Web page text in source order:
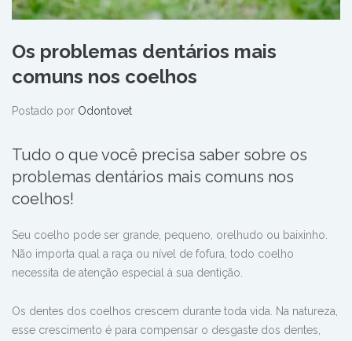
Os problemas dentários mais
comuns nos coelhos
Postado por Odontovet
Tudo o que você precisa saber sobre os
problemas dentários mais comuns nos
coelhos!
Seu coelho pode ser grande, pequeno, orelhudo ou baixinho.
Não importa qual a raça ou nível de fofura, todo coelho
necessita de atenção especial à sua dentição.
Os dentes dos coelhos crescem durante toda vida. Na natureza,
esse crescimento é para compensar o desgaste dos dentes,